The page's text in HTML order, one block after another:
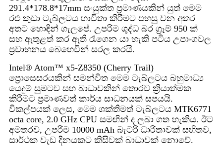
291.4*178.8*17mm සංයුක්ත ප්‍රමාණයකින් යුත් මෙම
රළු කුඩා ටැබ්ලටය භාවිතා කිරීමට පහසු වන අතර
අතට හොඳින් ගැලපේ. උපරිම ශුද්ධ බර ග්‍රෑම් 950 ක්
සහ ඇතුළත් කර ඇති රැගෙන යා හැකි පටිය උපාංගවල
ප්‍රවාහනය බෙහෙවින් සරල කරයි.
Intel® Atom™ x5-Z8350 (Cherry Trail)
ප්‍රොසෙසරයකින් සමන්විත මෙම ටැබ්ලටය බහුමාධ්‍ය
යෙදුම් සුමටව සහ බාධාවකින් තොරව ක්‍රියාත්මක
කිරීමට ප්‍රමාණවත් කාර්ය සාධනයක් සපයයි.
විකල්පයක් ලෙස, මෙම ශක්තිමත් ටැබ්ලටය MTK6771
octa core, 2.0 GHz CPU සමඟින් ද ලබා ගත හැකිය. ඊට
අමතරව, උපරිම 10000 mAh බැටරි ධාරිතාවක් සහිතව,
සාර්ථක වැඩ දිනයකට කිසිවක් බාධාවක් නොවේ.